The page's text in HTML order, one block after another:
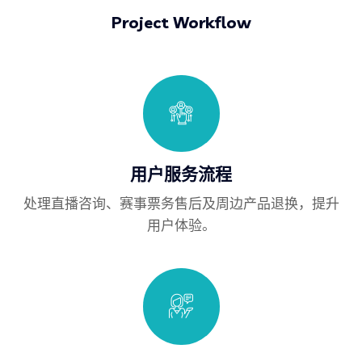
Project Workflow
用户服务流程
处理直播咨询、赛事票务售后及周边产品退换，提升
用户体验。